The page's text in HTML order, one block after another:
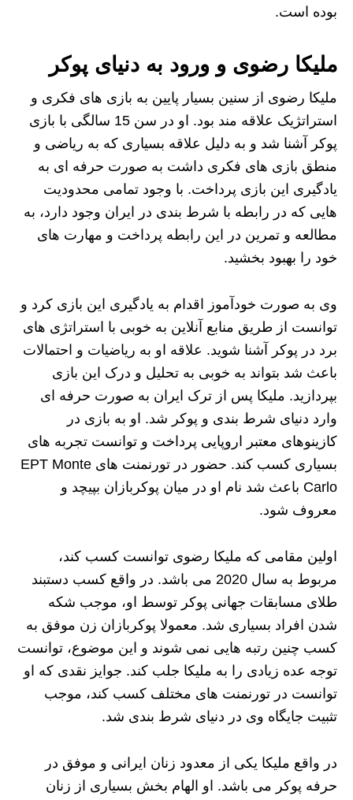
بوده است.
ملیکا رضوی و ورود به دنیای پوکر
ملیکا رضوی از سنین بسیار پایین به بازی های فکری و
استراتژیک علاقه مند بود. او در سن 15 سالگی با بازی
پوکر آشنا شد و به دلیل علاقه بسیاری که به ریاضی و
منطق بازی های فکری داشت به صورت حرفه ای به
یادگیری این بازی پرداخت. با وجود تمامی محدودیت
هایی که در رابطه با شرط بندی در ایران وجود دارد، به
مطالعه و تمرین در این رابطه پرداخت و مهارت های
خود را بهبود بخشید.
وی به صورت خودآموز اقدام به یادگیری این بازی کرد و
توانست از طریق منابع آنلاین به خوبی با استراتژی های
برد در پوکر آشنا شوید. علاقه او به ریاضیات و احتمالات
باعث شد بتواند به خوبی به تحلیل و درک این بازی
بپردازید. ملیکا پس از ترک ایران به صورت حرفه ای
وارد دنیای شرط بندی و پوکر شد. او به بازی در
کازینوهای معتبر اروپایی پرداخت و توانست تجربه های
بسیاری کسب کند. حضور در تورنمنت های EPT Monte
Carlo باعث شد نام او در میان پوکربازان بپیچد و
معروف شود.
اولین مقامی که ملیکا رضوی توانست کسب کند،
مربوط به سال 2020 می باشد. در واقع کسب دستبند
طلای مسابقات جهانی پوکر توسط او، موجب شکه
شدن افراد بسیاری شد. معمولا پوکربازان زن موفق به
کسب چنین رتبه هایی نمی شوند و این موضوع، توانست
توجه عده زیادی را به ملیکا جلب کند. جوایز نقدی که او
توانست در تورنمنت های مختلف کسب کند، موجب
تثبیت جایگاه وی در دنیای شرط بندی شد.
در واقع ملیکا یکی از معدود زنان ایرانی و موفق در
حرفه پوکر می باشد. او الهام بخش بسیاری از زنان